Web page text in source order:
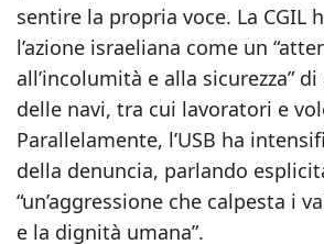
sentire la propria voce. La CGIL
l’azione israeliana come un
all’incolumità e alla sicurezza”
delle navi, tra cui lavoratori e
Parallelamente, l’USB ha
della denuncia, parlando
“un’aggressione che calpesta i
e la dignità umana”.